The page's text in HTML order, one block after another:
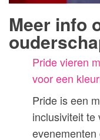
Meer info
Pride vieren
voor een
Pride is een
inclusiviteit te